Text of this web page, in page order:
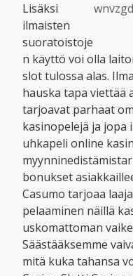
Lisäksi
ilmaisten
suoratoistoje
n käyttö voi olla
slot tulossa alas.
hauska tapa viettää
tarjoavat parhaat
kasinopelejä ja jopa
uhkapeli online
bonukset
Casumo tarjoaa
pelaaminen näillä
uskomattoman
Säästääksemme
mitä kuka tahansa